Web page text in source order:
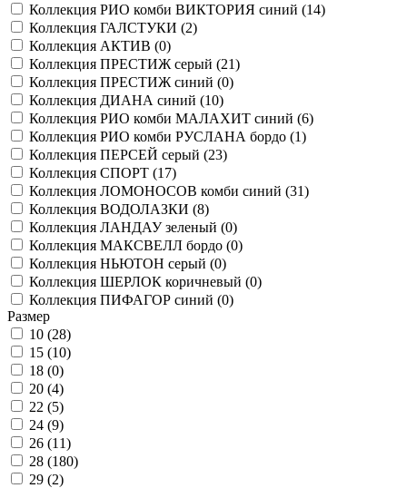
Коллекция РИО комби ВИКТОРИЯ синий (14)
Коллекция ГАЛСТУКИ (2)
Коллекция АКТИВ (0)
Коллекция ПРЕСТИЖ серый (21)
Коллекция ПРЕСТИЖ синий (0)
Коллекция ДИАНА синий (10)
Коллекция РИО комби МАЛАХИТ синий (6)
Коллекция РИО комби РУСЛАНА бордо (1)
Коллекция ПЕРСЕЙ серый (23)
Коллекция СПОРТ (17)
Коллекция ЛОМОНОСОВ комби синий (31)
Коллекция ВОДОЛАЗКИ (8)
Коллекция ЛАНДАУ зеленый (0)
Коллекция МАКСВЕЛЛ бордо (0)
Коллекция НЬЮТОН серый (0)
Коллекция ШЕРЛОК коричневый (0)
Коллекция ПИФАГОР синий (0)
Размер
10 (28)
15 (10)
18 (0)
20 (4)
22 (5)
24 (9)
26 (11)
28 (180)
29 (2)